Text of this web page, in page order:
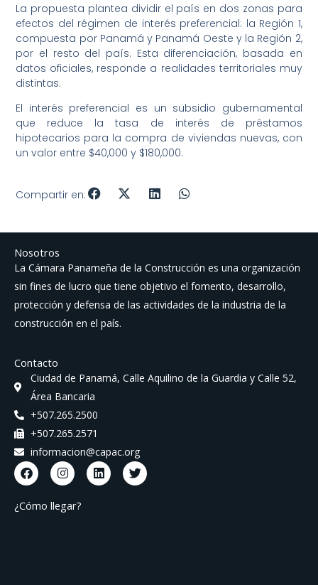
La propuesta plantea dividir el país en dos zonas para
efectos del régimen de interés preferencial: la Región 1,
compuesta por Panamá y Panamá Oeste y la Región 2,
por el resto del país. Esta diferenciación, basada en
datos oficiales, responde a realidades territoriales muy
distintas.
El interés preferencial es un subsidio gubernamental
que reduce la tasa de interés de préstamos
hipotecarios para la compra de viviendas nuevas, con
un valor entre $40,000 y $180,000.
Compartir en:
Nosotros
La Cámara Panameña de la Construcción es una organización
sin fines de lucro que tiene objetivo el fomento, desarrollo,
protección y defensa de las actividades de la industria de la
construcción en el país.
Contacto
Ciudad de Panamá, Calle Aquilino de la Guardia y Calle 52,
Área Bancaria
+507.265.2500
+507.265.2571
informacion@capac.org
F
a
c
e
b
I
n
s
t
a
L
i
n
T
w
i
¿Cómo llegar?